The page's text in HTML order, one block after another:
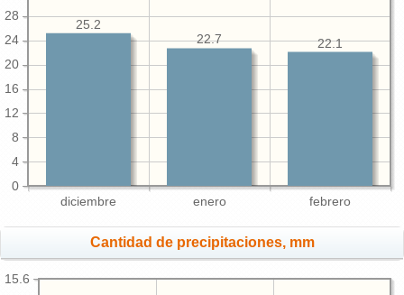
diciembre enero febrero
0
4
8
12
16
20
24
28
22.1
22.7
25.2
Cantidad de precipitaciones, mm
15.6